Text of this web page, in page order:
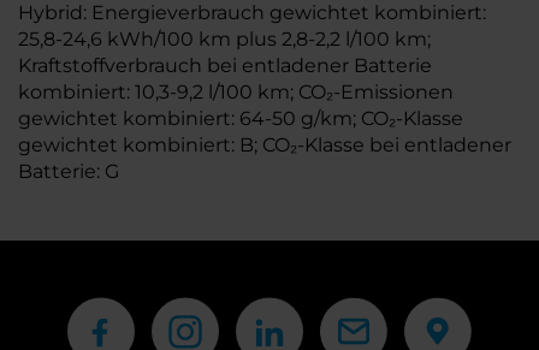
Hybrid: Energieverbrauch gewichtet kombiniert:
25,8-24,6 kWh/100 km plus 2,8-2,2 l/100 km;
Kraftstoffverbrauch bei entladener Batterie
kombiniert: 10,3-9,2 l/100 km; CO₂-Emissionen
gewichtet kombiniert: 64-50 g/km; CO₂-Klasse
gewichtet kombiniert: B; CO₂-Klasse bei entladener
Batterie: G